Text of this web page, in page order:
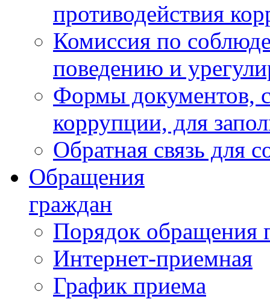
противодействия
Комиссия по
поведению и
Формы документов,
коррупции, для
Обратная связь для
Обращения
граждан
Порядок обращения
Интернет-приемная
График приема